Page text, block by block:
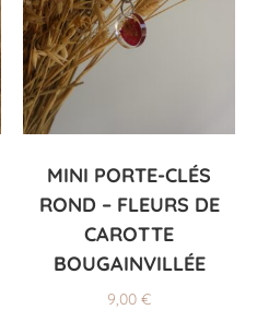
MINI PORTE-CLÉS
ROND – FLEURS DE
CAROTTE
BOUGAINVILLÉE
9,00 €